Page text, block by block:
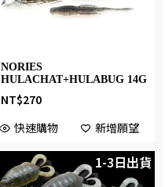
NORIES
HULACHAT+HULABUG 14G
NT$270
快速購物
新增願望
1-3日出貨